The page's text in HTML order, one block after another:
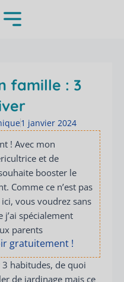
famille : 3
1 janvier 2024
! Avec mon
et de
booster le
Comme ce n’est pas
vous voudrez sans
spécialement
parents
gratuitement !
habitudes, de quoi
de jardinage mais ce